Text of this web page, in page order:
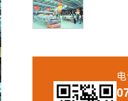
医疗无尘车间实景效果图
电